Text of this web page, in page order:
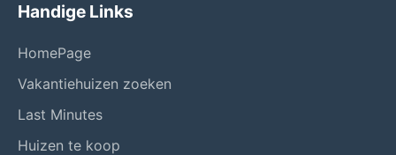
Handige Links
HomePage
Vakantiehuizen zoeken
Last Minutes
Huizen te koop